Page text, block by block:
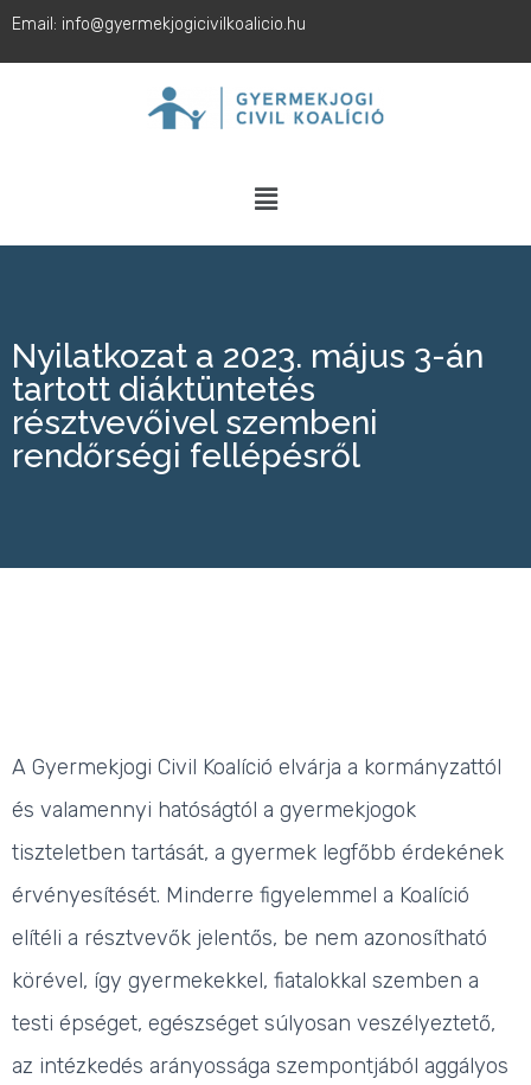
Email: info@gyermekjogicivilkoalicio.hu
Nyilatkozat a 2023. május 3-án
tartott diáktüntetés
résztvevőivel szembeni
rendőrségi fellépésről
A Gyermekjogi Civil Koalíció elvárja a kormányzattól
és valamennyi hatóságtól a gyermekjogok
tiszteletben tartását, a gyermek legfőbb érdekének
érvényesítését. Minderre figyelemmel a Koalíció
elítéli a résztvevők jelentős, be nem azonosítható
körével, így gyermekekkel, fiatalokkal szemben a
testi épséget, egészséget súlyosan veszélyeztető,
az intézkedés arányossága szempontjából aggályos